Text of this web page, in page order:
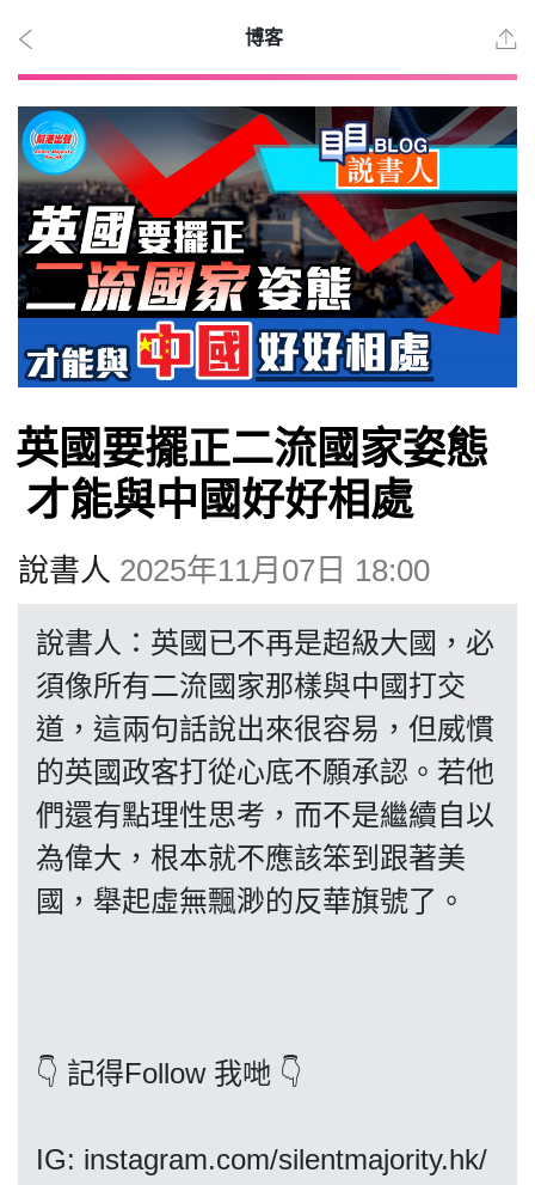
2026
年 8
月 7
日
時事
觀點
投票
視頻
昔日
系列
博客
英國要擺正二流國家姿態
才能與中國好好相處
說書人 2025年11月07日 18:00
說書人：英國已不再是超級大國，必
須像所有二流國家那樣與中國打交
道，這兩句話說出來很容易，但威慣
的英國政客打從心底不願承認。若他
們還有點理性思考，而不是繼續自以
為偉大，根本就不應該笨到跟著美
國，舉起虛無飄渺的反華旗號了。
👇 記得Follow 我哋 👇
IG: instagram.com/silentmajority.hk/